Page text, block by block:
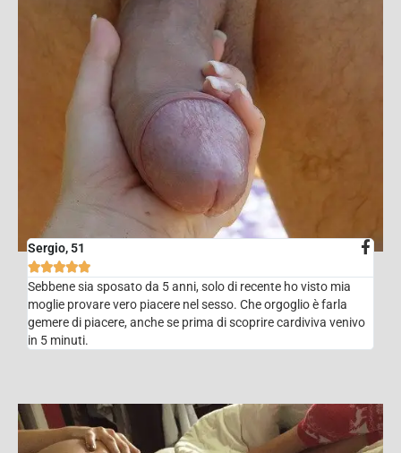
Sergio, 51

Sebbene sia sposato da 5 anni, solo di recente ho visto mia
moglie provare vero piacere nel sesso. Che orgoglio è farla
gemere di piacere, anche se prima di scoprire cardiviva venivo
in 5 minuti.